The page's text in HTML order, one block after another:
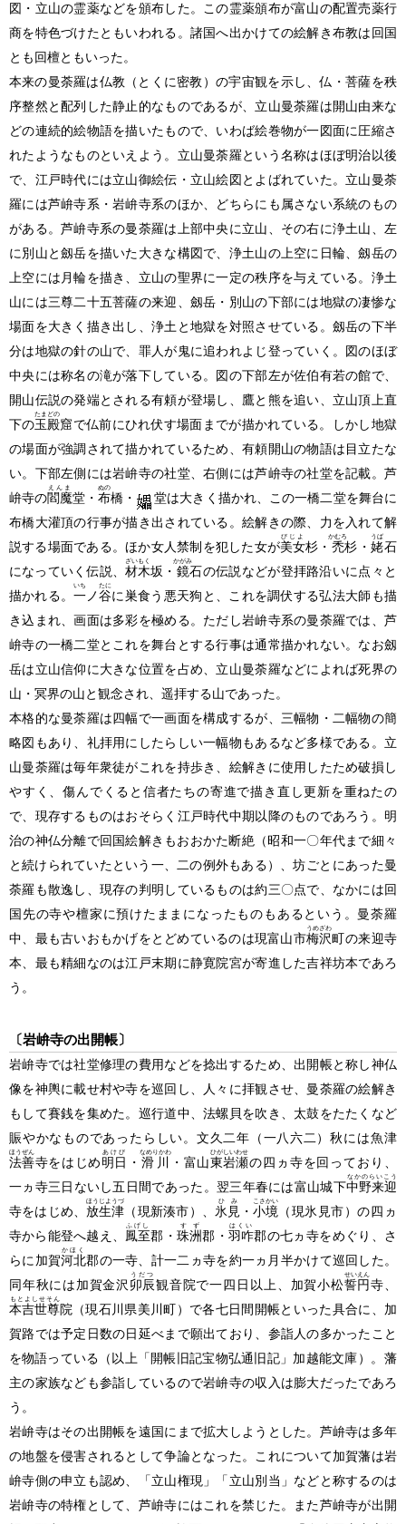
図・立山の霊薬などを頒布した。この霊薬頒布が富山の配置売薬行
商を特色づけたともいわれる。諸国へ出かけての絵解き布教は回国
とも回檀ともいった。
本来の曼荼羅は仏教 （とくに密教） の宇宙観を示し、仏・菩薩を秩
序整然と配列した静止的なものであるが、立山曼荼羅は開山由来な
どの連続的絵物語を描いたもので、いわば絵巻物が一図面に圧縮さ
れたようなものといえよう。立山曼荼羅という名称はほぼ明治以後
で、江戸時代には立山御絵伝・立山絵図とよばれていた。立山曼荼
羅には芦峅寺系・岩峅寺系のほか、どちらにも属さない系統のもの
がある。芦峅寺系の曼荼羅は上部中央に立山、その右に浄土山、左
に別山と劔岳を描いた大きな構図で、浄土山の上空に日輪、劔岳の
上空には月輪を描き、立山の聖界に一定の秩序を与えている。浄土
山には三尊二十五菩薩の来迎、劔岳・別山の下部には地獄の凄惨な
場面を大きく描き出し、浄土と地獄を対照させている。劔岳の下半
分は地獄の針の山で、罪人が鬼に追われよじ登っていく。図のほぼ
中央には称名の滝が落下している。図の下部左が佐伯有若の館で、
開山伝説の発端とされる有頼が登場し、鷹と熊を追い、立山頂上直
下の玉殿
たまどの
窟で仏前にひれ伏す場面までが描かれている。しかし地獄
の場面が強調されて描かれているため、有頼開山の物語は目立たな
い。下部左側には岩峅寺の社堂、右側には芦峅寺の社堂を記載。芦
峅寺の閻魔
えんま
堂・ 布
ぬの
橋・
堂は大きく描かれ、この一橋二堂を舞台に
布橋大灌頂の行事が描き出されている。絵解きの際、力を入れて解
説する場面である。ほか女人禁制を犯した女が美女
びじよ
杉・ 禿
かむろ
杉・ 姥
うば
石
になっていく伝説、 材木
ざいもく
坂・ 鏡
かがみ
石の伝説などが登拝路沿いに点々と
描かれる。 一
いち
ノ谷
たに
に巣食う悪天狗と、これを調伏する弘法大師も描
き込まれ、画面は多彩を極める。ただし岩峅寺系の曼荼羅では、芦
峅寺の一橋二堂とこれを舞台とする行事は通常描かれない。なお劔
岳は立山信仰に大きな位置を占め、立山曼荼羅などによれば死界の
山・冥界の山と観念され、遥拝する山であった。
本格的な曼荼羅は四幅で一画面を構成するが、三幅物・二幅物の簡
略図もあり、礼拝用にしたらしい一幅物もあるなど多様である。立
山曼荼羅は毎年衆徒がこれを持歩き、絵解きに使用したため破損し
やすく、傷んでくると信者たちの寄進で描き直し更新を重ねたの
で、現存するものはおそらく江戸時代中期以降のものであろう。明
治の神仏分離で回国絵解きもおおかた断絶 （昭和一〇年代まで細々
と続けられていたという一、二の例外もある）
、坊ごとにあった曼
荼羅も散逸し、現存の判明しているものは約三〇点で、なかには回
国先の寺や檀家に預けたままになったものもあるという。曼荼羅
中、最も古いおもかげをとどめているのは現富山市梅沢
うめざわ
町の来迎寺
本、最も精細なのは江戸末期に静寛院宮が寄進した吉祥坊本であろ
う。
〔岩峅寺の出開帳〕
岩峅寺では社堂修理の費用などを捻出するため、出開帳と称し神仏
像を神輿に載せ村や寺を巡回し、人々に拝観させ、曼荼羅の絵解き
もして賽銭を集めた。巡行道中、法螺貝を吹き、太鼓をたたくなど
賑やかなものであったらしい。文久二年 （一八六二） 秋には魚津
法善
ほうぜん
寺をはじめ明日
あけび
・ 滑川
なめりかわ
・富山東岩瀬
ひがしいわせ
の四ヵ寺を回っており、
一ヵ寺三日ないし五日間であった。翌三年春には富山城下中野来迎
なかのらいこう
寺をはじめ、 放生津
ほうじようづ
（現新湊市） 氷見
ひみ
・ 小境
こさかい
（現氷見市） の四ヵ
寺から能登へ越え、 鳳至
ふげし
郡・ 珠洲
すず
郡・ 羽咋
はくい
郡の七ヵ寺をめぐり、さ
らに加賀河北
かほく
郡の一寺、計一二ヵ寺を約一ヵ月半かけて巡回した。
同年秋には加賀金沢 卯辰
うだつ
観音院で一四日以上、加賀小松誓円
せいえん
寺、
本吉世尊
もとよしせそん
院 （現石川県美川町） で各七日間開帳といった具合に、加
賀路では予定日数の日延べまで願出ており、参詣人の多かったこと
を物語っている （以上「開帳旧記宝物弘通旧記」加越能文庫）
。藩
主の家族なども参詣しているので岩峅寺の収入は膨大だったであろ
う。
岩峅寺はその出開帳を遠国にまで拡大しようとした。芦峅寺は多年
の地盤を侵害されるとして争論となった。これについて加賀藩は岩
峅寺側の申立も認め、「立山権現」「立山別当」などと称するのは
岩峅寺の特権として、芦峅寺にはこれを禁じた。また芦峅寺が出開